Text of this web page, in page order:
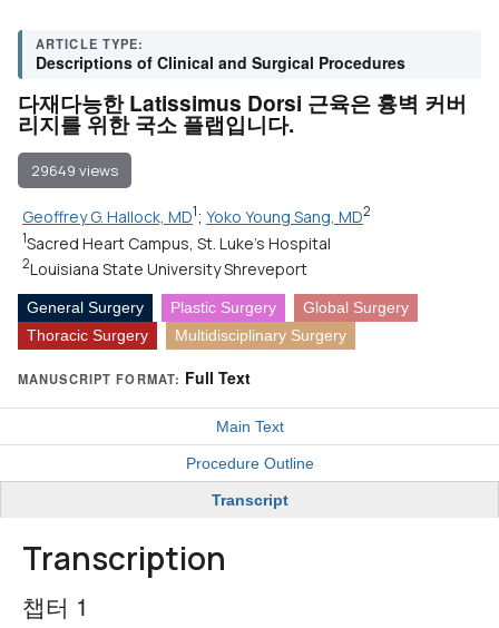
ARTICLE TYPE:
Descriptions of Clinical and Surgical Procedures
다재다능한 Latissimus Dorsi 근육은 흉벽 커버
리지를 위한 국소 플랩입니다.
29649 views
Geoffrey G. Hallock, MD1; Yoko Young Sang, MD2
1Sacred Heart Campus, St. Luke's Hospital
2Louisiana State University Shreveport
General Surgery Plastic Surgery
Global Surgery
Thoracic Surgery
Multidisciplinary Surgery
MANUSCRIPT FORMAT: Full Text
Main Text
Procedure Outline
Transcript
Transcription
챕터 1